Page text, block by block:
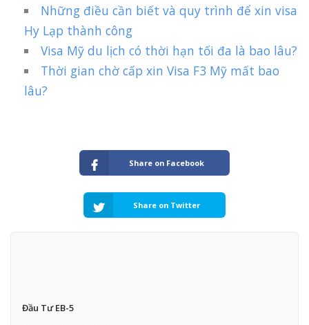
Những điều cần biết và quy trình để xin visa
Hy Lạp thành công
Visa Mỹ du lịch có thời hạn tối đa là bao lâu?
Thời gian chờ cấp xin Visa F3 Mỹ mất bao
lâu?
Share on Facebook
Share on Twitter
Đầu Tư EB-5